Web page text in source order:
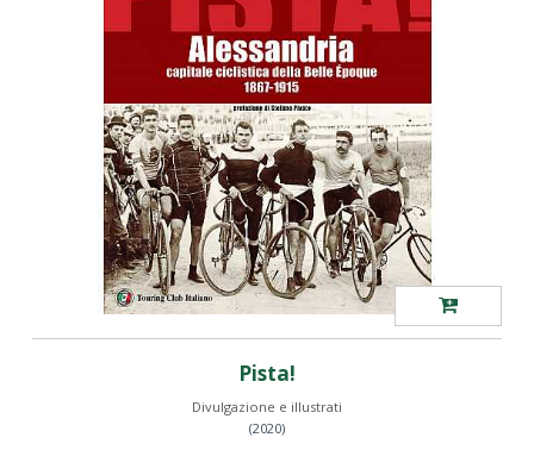
Pista!
Divulgazione e illustrati
(2020)